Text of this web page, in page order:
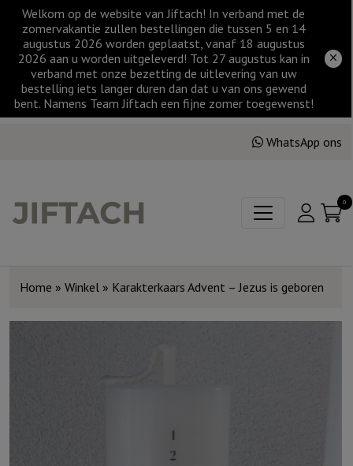
Welkom op de website van Jiftach! In verband met de
zomervakantie zullen bestellingen die tussen 5 en 14
augustus 2026 worden geplaatst, vanaf 18 augustus
2026 aan u worden uitgeleverd! Tot 27 augustus kan in
verband met onze bezetting de uitlevering van uw
bestelling iets langer duren dan dat u van ons gewend
bent. Namens Team Jiftach een fijne zomer toegewenst!
WhatsApp ons
0
Home » Winkel » Karakterkaars Advent – Jezus is geboren